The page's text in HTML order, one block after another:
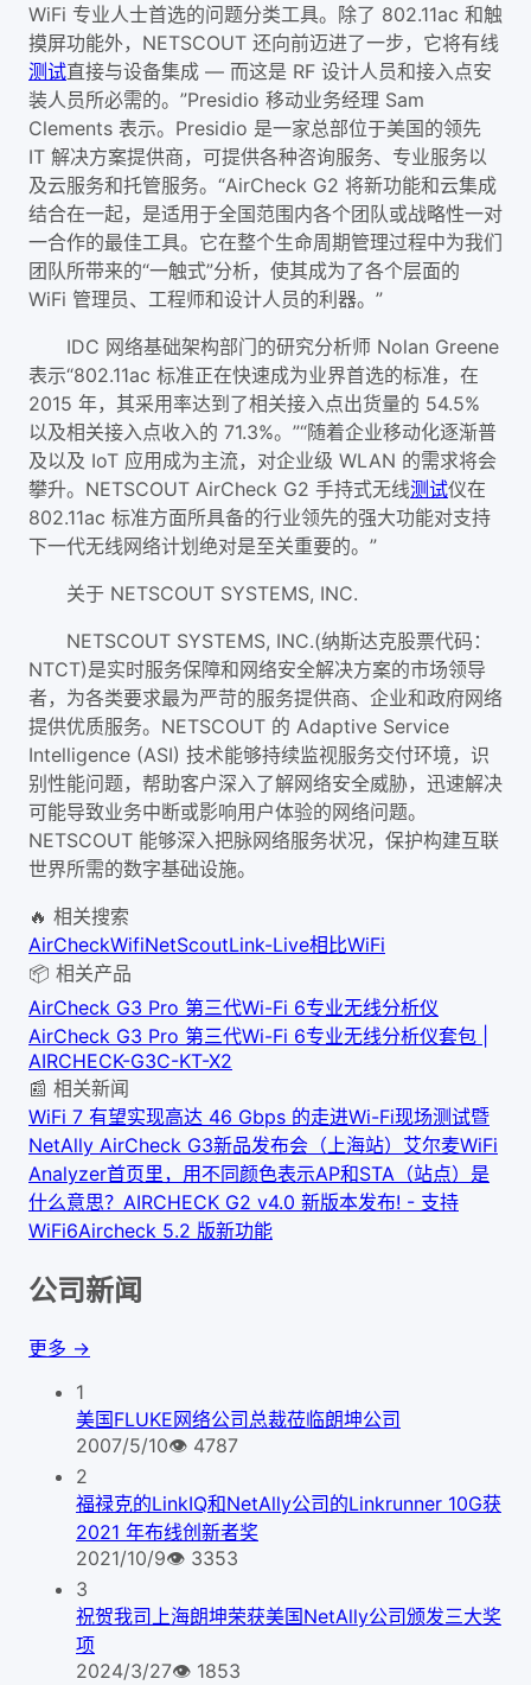
WiFi 专业人士首选的问题分类工具。除了 802.11ac 和触
摸屏功能外，NETSCOUT 还向前迈进了一步，它将有线
测试直接与设备集成 — 而这是 RF 设计人员和接入点安
装人员所必需的。”Presidio 移动业务经理 Sam
Clements 表示。Presidio 是一家总部位于美国的领先
IT 解决方案提供商，可提供各种咨询服务、专业服务以
及云服务和托管服务。“AirCheck G2 将新功能和云集成
结合在一起，是适用于全国范围内各个团队或战略性一对
一合作的最佳工具。它在整个生命周期管理过程中为我们
团队所带来的“一触式”分析，使其成为了各个层面的
WiFi 管理员、工程师和设计人员的利器。”
IDC 网络基础架构部门的研究分析师 Nolan Greene
表示“802.11ac 标准正在快速成为业界首选的标准，在
2015 年，其采用率达到了相关接入点出货量的 54.5%
以及相关接入点收入的 71.3%。”“随着企业移动化逐渐普
及以及 IoT 应用成为主流，对企业级 WLAN 的需求将会
攀升。NETSCOUT AirCheck G2 手持式无线测试仪在
802.11ac 标准方面所具备的行业领先的强大功能对支持
下一代无线网络计划绝对是至关重要的。”
关于 NETSCOUT SYSTEMS, INC.
NETSCOUT SYSTEMS, INC.(纳斯达克股票代码：
NTCT)是实时服务保障和网络安全解决方案的市场领导
者，为各类要求最为严苛的服务提供商、企业和政府网络
提供优质服务。NETSCOUT 的 Adaptive Service
Intelligence (ASI) 技术能够持续监视服务交付环境，识
别性能问题，帮助客户深入了解网络安全威胁，迅速解决
可能导致业务中断或影响用户体验的网络问题。
NETSCOUT 能够深入把脉网络服务状况，保护构建互联
世界所需的数字基础设施。
🔥 相关搜索
AirCheckWifiNetScoutLink-Live相比WiFi
📦 相关产品
AirCheck G3 Pro 第三代Wi-Fi 6专业无线分析仪
AirCheck G3 Pro 第三代Wi-Fi 6专业无线分析仪套包 |
AIRCHECK-G3C-KT-X2
📰 相关新闻
WiFi 7 有望实现高达 46 Gbps 的走进Wi-Fi现场测试暨
NetAlly AirCheck G3新品发布会（上海站） 艾尔麦WiFi
Analyzer首页里，用不同颜色表示AP和STA（站点）是
什么意思？ AIRCHECK G2 v4.0 新版本发布! - 支持
WiFi6Aircheck 5.2 版新功能
公司新闻
更多 →
1
美国FLUKE网络公司总裁莅临朗坤公司
2007/5/10👁 4787
2
福禄克的LinkIQ和NetAlly公司的Linkrunner 10G获
2021 年布线创新者奖
2021/10/9👁 3353
3
祝贺我司上海朗坤荣获美国NetAlly公司颁发三大奖
项
2024/3/27👁 1853